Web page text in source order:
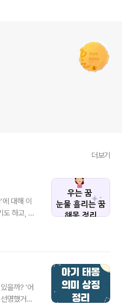
더보기
대해 이
도 하고, 말
내가 울
른 해석
는 경우도
보는 시간
을까? ‘어
명했거든.